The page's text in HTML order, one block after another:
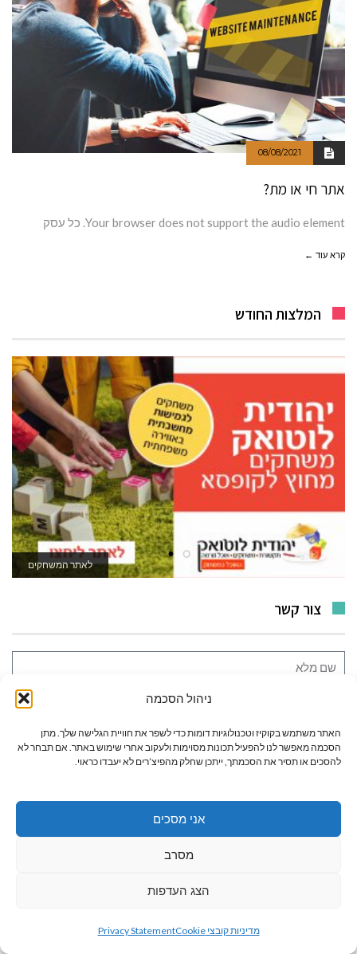
ניהול הסכמה
האתר משתמש בקוקיז וטכנולוגיות דומות כדי לשפר את חוויית הגלישה שלך. מתן
הסכמה מאפשר לנו להפעיל תכונות מסוימות ולעקוב אחרי שימוש באתר. אם תבחר לא
להסכים או תסיר את הסכמתך, ייתכן שחלק מהפיצ’רים לא יעבדו כראוי.
אני מסכים
מסרב
הצג העדפות
מדיניות קובצי Cookie Privacy Statement
08/08/2021
אתר חי או מת?
Your browser does not support the audio element. כל עסק
קרא עוד ←
המלצות החודש
לרכישה
צור קשר
מעוניין/נת בהזמנת קוביית פרסום
אחר
שליחה
לראש